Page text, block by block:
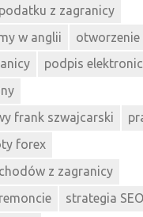
z zagranicy
w anglii
podpis
frank szwajcarski
forex
z zagranicy
strategia SEO